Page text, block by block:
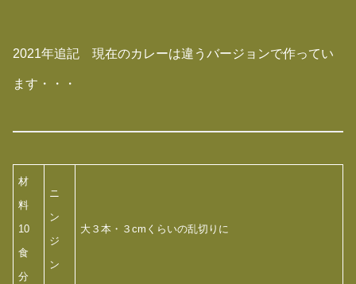
2021年追記 現在のカレーは違うバージョンで作ってい
ます・・・
材
料
10
食
分
ニ
ン
ジ
ン
大３本・３cmくらいの乱切りに